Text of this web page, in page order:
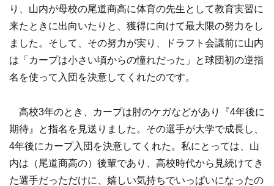
り、山内が母校の尾道商高に体育の先生として教育実習に
来たときに出向いたりと、獲得に向けて最大限の努力をし
ました。そして、その努力が実り、ドラフト会議前に山内
は「カープは小さい頃からの憧れだった」と球団初の逆指
名を使って入団を決意してくれたのです。
高校3年のとき、カープは肘のケガなどがあり『4年後に
期待』と指名を見送りました。その選手が大学で成長し、
4年後にカープ入団を決意してくれた。私にとっては、山
内は（尾道商高の）後輩であり、高校時代から見続けてき
た選手だっただけに、嬉しい気持ちでいっぱいになったの